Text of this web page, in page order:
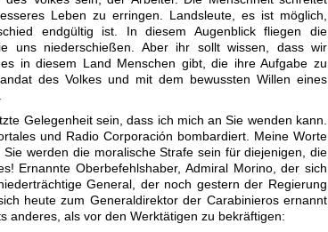
Leben zu erringen. Landsleute, es ist möglich,
endgültig ist. In diesem Augenblick fliegen die
uns niederschießen. Aber ihr sollt wissen, dass wir
in diesem Land Menschen gibt, die ihre Aufgabe zu
des Volkes und mit dem bewussten Willen eines
Gelegenheit sein, dass ich mich an Sie wenden kann.
und Radio Corporación bombardiert. Meine Worte
werden die moralische Strafe sein für diejenigen, die
Ernannte Oberbefehlshaber, Admiral Morino, der sich
General, der noch gestern der Regierung
heute zum Generaldirektor der Carabinieros ernannt
anderes, als vor den Werktätigen zu bekräftigen: